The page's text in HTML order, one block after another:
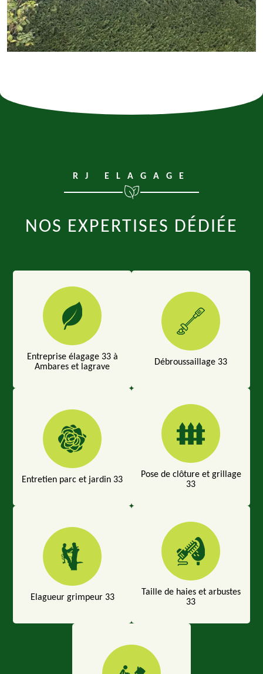
RJ ELAGAGE
NOS EXPERTISES DÉDIÉE
Entreprise élagage 33 à
Ambares et lagrave
Débroussaillage 33
Entretien parc et jardin 33
Pose de clôture et grillage
33
Elagueur grimpeur 33
Taille de haies et arbustes
33